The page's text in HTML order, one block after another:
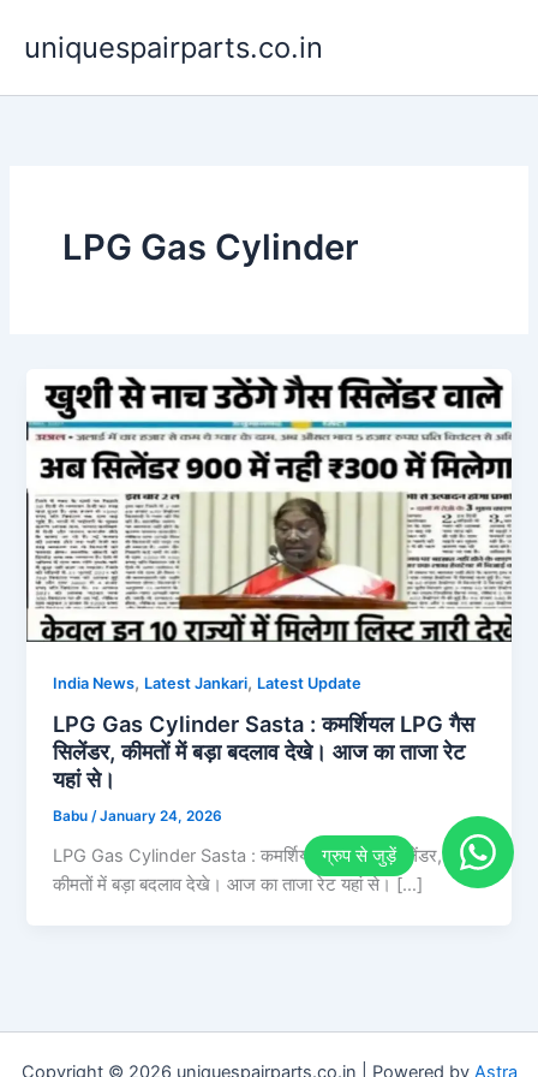
uniquespairparts.co.in
LPG Gas Cylinder
India News, Latest Jankari, Latest Update
LPG Gas Cylinder Sasta : कमर्शियल LPG गैस
सिलेंडर, कीमतों में बड़ा बदलाव देखे। आज का ताजा रेट
यहां से।
Babu/January 24, 2026
LPG Gas Cylinder Sasta : कमर्शियल LPG गैस सिलेंडर,
कीमतों में बड़ा बदलाव देखे। आज का ताजा रेट यहां से। […]
Copyright © 2026 uniquespairparts.co.in | Powered by Astra